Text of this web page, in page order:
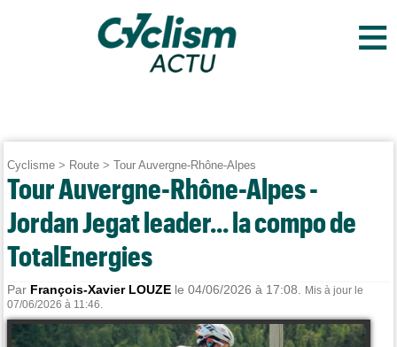
≡
Cyclisme > Route >Tour Auvergne-Rhône-Alpes
Tour Auvergne-Rhône-Alpes -
Jordan Jegat leader... la compo de
TotalEnergies
Par François-Xavier LOUZE le 04/06/2026 à 17:08.
Mis à jour le
07/06/2026 à 11:46.